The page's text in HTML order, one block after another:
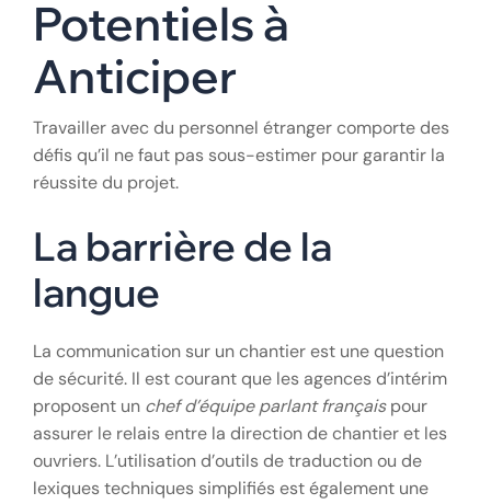
peuvent varier selon les accords bilatéraux. De plus,
le recours à unmaçon roumain détaché
coûts fixes liés à un recrutement en CDI quand la
visibilité à long terme manque.
VI. Défis et Risques
Potentiels à
Anticiper
Travailler avec du personnel étranger comporte des
défis qu’il ne faut pas sous-estimer pour garantir la
réussite du projet.
La barrière de la
langue